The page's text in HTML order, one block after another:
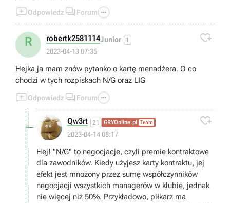
Odpowiedz  Forum 
R robertk2581114Junior 1
2023-04-13 07:35

Hejka ja mam znów pytanko o kartę menadżera. O co
chodzi w tych rozpiskach N/G oraz LIG
Odpowiedz  Forum 
Qw3rt 21 GRYOnline.pl Team
2023-04-14 08:17

Hej! "N/G" to negocjacje, czyli premie kontraktowe
dla zawodników. Kiedy użyjesz karty kontraktu, jej
efekt jest mnożony przez sumę współczynników
negocjacji wszystkich managerów w klubie, jednak
nie więcej niż 50%. Przykładowo, piłkarz ma